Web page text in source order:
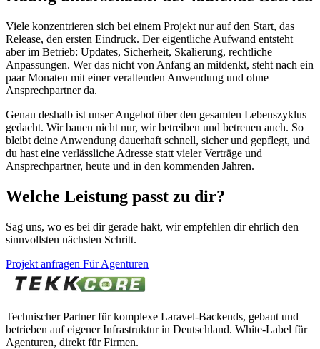
Viele konzentrieren sich bei einem Projekt nur auf den Start, das
Release, den ersten Eindruck. Der eigentliche Aufwand entsteht
aber im Betrieb: Updates, Sicherheit, Skalierung, rechtliche
Anpassungen. Wer das nicht von Anfang an mitdenkt, steht nach ein
paar Monaten mit einer veraltenden Anwendung und ohne
Ansprechpartner da.
Genau deshalb ist unser Angebot über den gesamten Lebenszyklus
gedacht. Wir bauen nicht nur, wir betreiben und betreuen auch. So
bleibt deine Anwendung dauerhaft schnell, sicher und gepflegt, und
du hast eine verlässliche Adresse statt vieler Verträge und
Ansprechpartner, heute und in den kommenden Jahren.
Welche Leistung passt zu dir?
Sag uns, wo es bei dir gerade hakt, wir empfehlen dir ehrlich den
sinnvollsten nächsten Schritt.
Projekt anfragen Für Agenturen
Technischer Partner für komplexe Laravel-Backends, gebaut und
betrieben auf eigener Infrastruktur in Deutschland. White-Label für
Agenturen, direkt für Firmen.